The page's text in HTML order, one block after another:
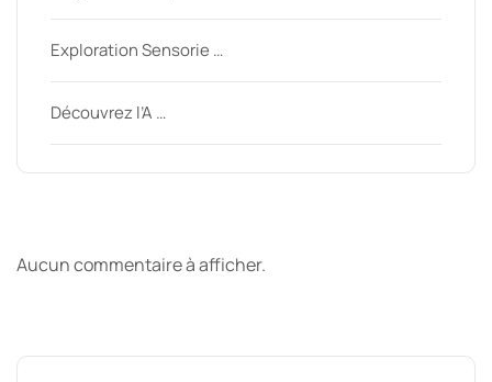
Exploration Sensorie …
Découvrez l’A …
Aucun commentaire à afficher.